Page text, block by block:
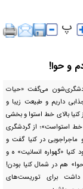
و حوا!
می‌گفت «حیات
داریم و طبیعت زیبا و
بالای خط استوا و بخشی
استواست»؛ از گردشگری
ماجراجویی در کنیا گفت و
کنیا «گهواره انسانیت» ه و
هم در شمال کنیا بودن!
داشت برای توریست‌های